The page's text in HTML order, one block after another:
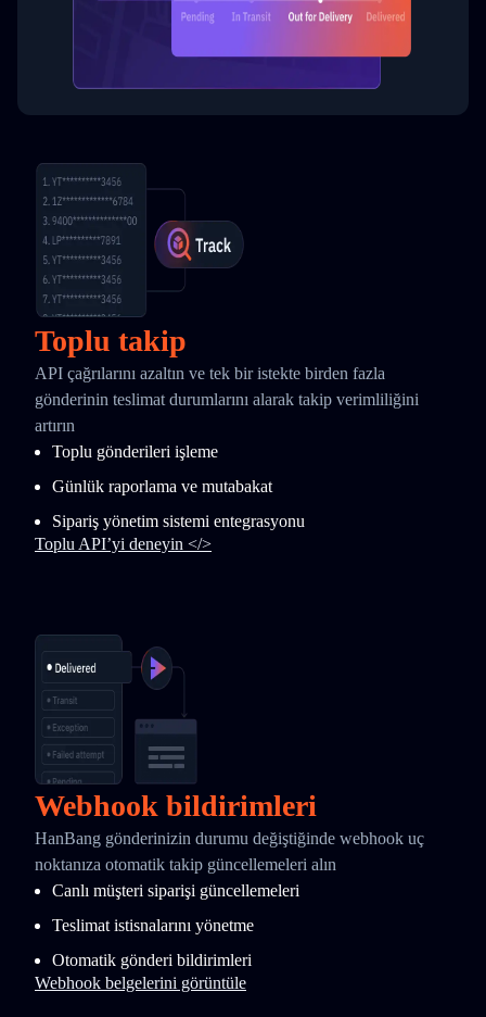
Toplu takip
API çağrılarını azaltın ve tek bir istekte birden fazla
gönderinin teslimat durumlarını alarak takip verimliliğini
artırın
Toplu gönderileri işleme
Günlük raporlama ve mutabakat
Sipariş yönetim sistemi entegrasyonu
Toplu API’yi deneyin </>
Webhook bildirimleri
HanBang gönderinizin durumu değiştiğinde webhook uç
noktanıza otomatik takip güncellemeleri alın
Canlı müşteri siparişi güncellemeleri
Teslimat istisnalarını yönetme
Otomatik gönderi bildirimleri
Webhook belgelerini görüntüle